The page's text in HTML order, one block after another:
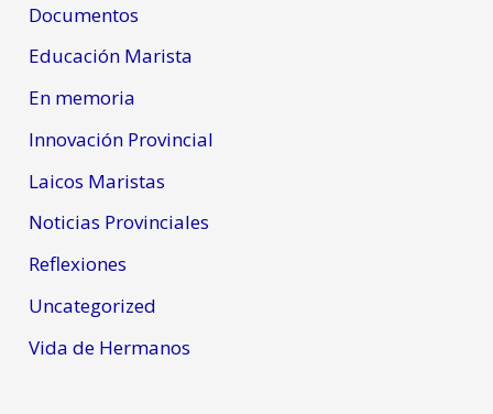
Documentos
Educación Marista
En memoria
Innovación Provincial
Laicos Maristas
Noticias Provinciales
Reflexiones
Uncategorized
Vida de Hermanos